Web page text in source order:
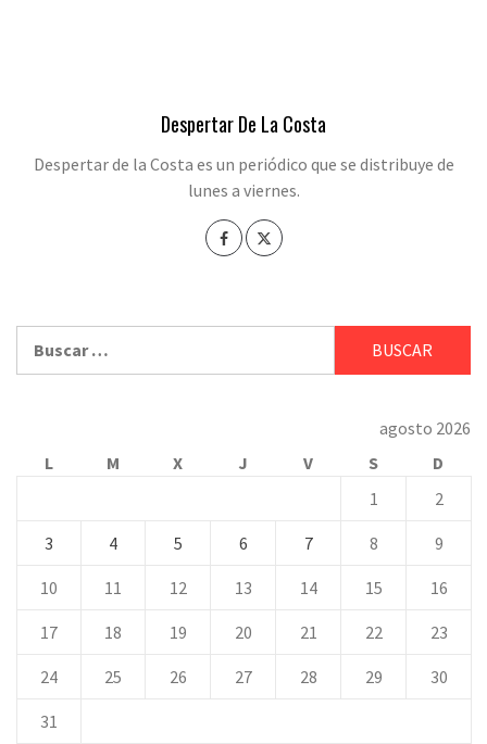
Despertar De La Costa
Despertar de la Costa es un periódico que se distribuye de
lunes a viernes.
agosto 2026
L
M X J V S
D
1
2
3 4 5 6 7 8 9
10 11 12 13 14 15 16
17 18 19 20 21 22 23
24 25 26 27 28 29 30
31